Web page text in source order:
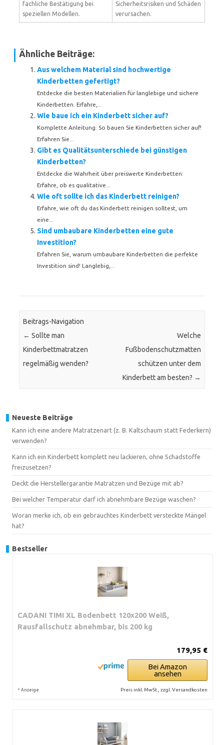
fachliche Bestätigung bei
speziellen Modellen.
Sicherheitsrisiken und Schäden
verursachen.
Ähnliche Beiträge:
Aus welchem Material sind hochwertige
Kinderbetten gefertigt?
Entdecke die besten Materialien für langlebige und sichere
Kinderbetten. Erfahre,...
Wie baue ich ein Kinderbett sicher auf?
Komplette Anleitung: So bauen Sie Kinderbetten sicher auf!
Erfahren Sie...
Gibt es Qualitätsunterschiede bei günstigen
Kinderbetten?
Entdecke die Wahrheit über preiswerte Kinderbetten:
Erfahre, ob es qualitative...
Wie oft sollte ich das Kinderbett reinigen?
Erfahre, wie oft du das Kinderbett reinigen solltest, um
eine...
Sind umbaubare Kinderbetten eine gute
Investition?
Erfahren Sie, warum umbaubare Kinderbetten die perfekte
Investition sind! Langlebig,...
Beitrags-Navigation
← Sollte man
Kinderbettmatratzen
regelmäßig wenden?
Welche
Fußbodenschutzmatten
schützen unter dem
Kinderbett am besten? →
Neueste Beiträge
Kann ich eine andere Matratzenart (z. B. Kaltschaum statt Federkern)
verwenden?
Kann ich ein Kinderbett komplett neu lackieren, ohne Schadstoffe
freizusetzen?
Deckt die Herstellergarantie Matratzen und Bezüge mit ab?
Bei welcher Temperatur darf ich abnehmbare Bezüge waschen?
Woran merke ich, ob ein gebrauchtes Kinderbett versteckte Mängel
hat?
Bestseller
CADANI TIMI XL Bodenbett 120x200 Weiß,
Rausfallschutz abnehmbar, bis 200 kg
179,95 €
Bei Amazon
ansehen
* Anzeige Preis inkl. MwSt., zzgl. Versandkosten